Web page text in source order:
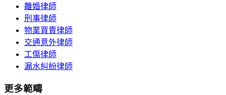
離婚律師
刑事律師
物業買賣律師
交通意外律師
工傷律師
漏水糾紛律師
更多範疇